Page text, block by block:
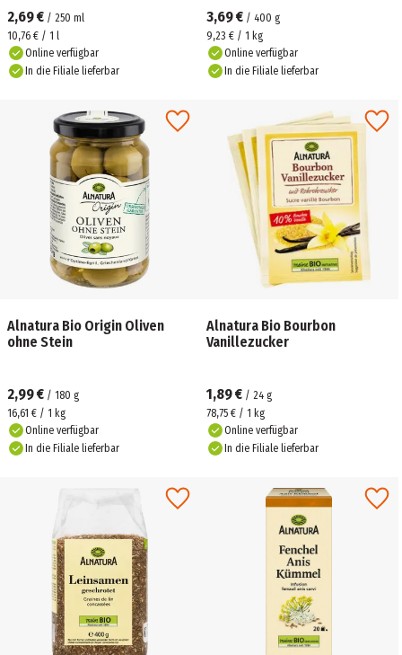
2,69 € / 250 ml
10,76 € / 1 l
Online verfügbar
In die Filiale lieferbar
3,69 € / 400 g
9,23 € / 1 kg
Online verfügbar
In die Filiale lieferbar
Alnatura Bio Origin Oliven
ohne Stein
2,99 € / 180 g
16,61 € / 1 kg
Online verfügbar
In die Filiale lieferbar
Alnatura Bio Bourbon
Vanillezucker
1,89 € / 24 g
78,75 € / 1 kg
Online verfügbar
In die Filiale lieferbar